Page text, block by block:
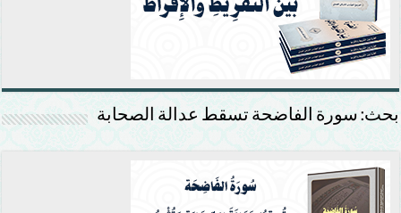
بحث: سورة الفاضحة تسقط عدالة الصحابة